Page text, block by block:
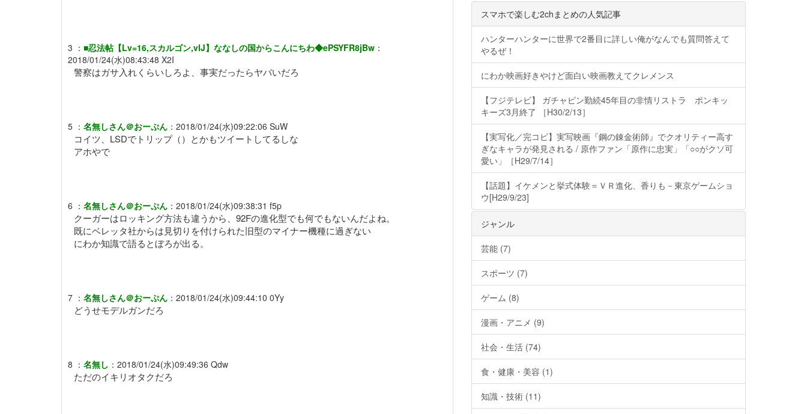
3 ： ■忍法帖【Lv=16,スカルゴン,vlJ】ななしの国からこんにちわ◆ePSYFR8jBw ：
2018/01/24(水)08:43:48 X2I
警察はガサ入れくらいしろよ、事実だったらヤバいだろ
5 ： 名無しさん＠おーぷん ： 2018/01/24(水)09:22:06 SuW
コイツ、LSDでトリップ（）とかもツイートしてるしな
アホやで
6 ： 名無しさん＠おーぷん ： 2018/01/24(水)09:38:31 f5p
クーガーはロッキング方法も違うから、92Fの進化型でも何でもないんだよね。
既にベレッタ社からは見切りを付けられた旧型のマイナー機種に過ぎない
にわか知識で語るとぼろが出る。
7 ： 名無しさん＠おーぷん ： 2018/01/24(水)09:44:10 0Yy
どうせモデルガンだろ
8 ： 名無し ： 2018/01/24(水)09:49:36 Qdw
ただのイキリオタクだろ
スマホで楽しむ2chまとめの人気記事
ハンターハンターに世界で2番目に詳しい俺がなんでも質問答えて
やるぜ！
にわか映画好きやけど面白い映画教えてクレメンス
【フジテレビ】 ガチャピン勤続45年目の非情リストラ ポンキッ
キーズ3月終了 ［H30/2/13］
【実写化／完コピ】実写映画『鋼の錬金術師』でクオリティー高す
ぎなキャラが発見される / 原作ファン「原作に忠実」「○○がクソ可
愛い」［H29/7/14］
【話題】イケメンと挙式体験＝ＶＲ進化、香りも－東京ゲームショ
ウ[H29/9/23]
ジャンル
芸能 (7)
スポーツ (7)
ゲーム (8)
漫画・アニメ (9)
社会・生活 (74)
食・健康・美容 (1)
知識・技術 (11)